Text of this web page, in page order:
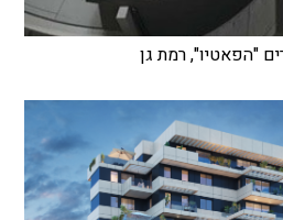
"הפאטיו", רמת גן